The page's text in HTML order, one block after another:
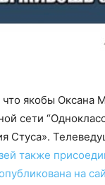
якобы Оксана
сети
Стуса».
также
на